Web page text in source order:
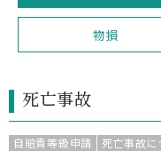
物損
死亡事故
自賠責等級申請 死亡事故に